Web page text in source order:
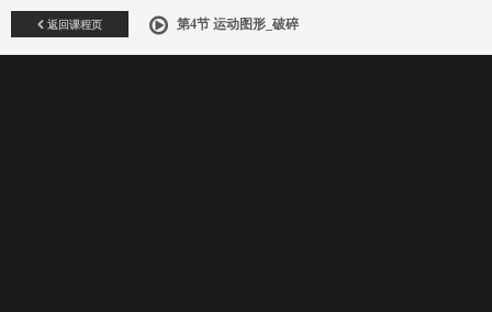
返回课程页 第4节 运动图形_破碎